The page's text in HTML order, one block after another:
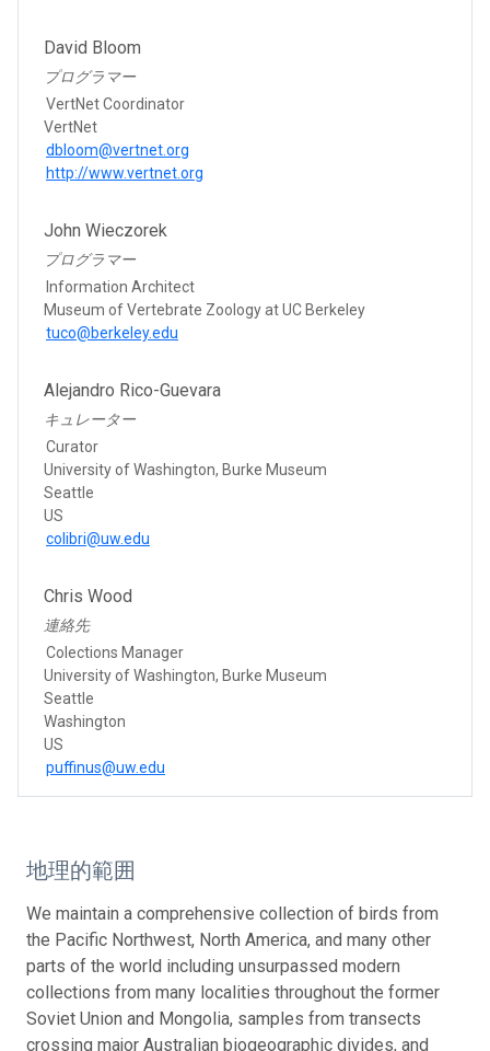
David Bloom
プログラマー
VertNet Coordinator
VertNet
dbloom@vertnet.org
http://www.vertnet.org
John Wieczorek
プログラマー
Information Architect
Museum of Vertebrate Zoology at UC Berkeley
tuco@berkeley.edu
Alejandro Rico-Guevara
キュレーター
Curator
University of Washington, Burke Museum
Seattle
US
colibri@uw.edu
Chris Wood
連絡先
Colections Manager
University of Washington, Burke Museum
Seattle
Washington
US
puffinus@uw.edu
地理的範囲
We maintain a comprehensive collection of birds from
the Pacific Northwest, North America, and many other
parts of the world including unsurpassed modern
collections from many localities throughout the former
Soviet Union and Mongolia, samples from transects
crossing major Australian biogeographic divides, and